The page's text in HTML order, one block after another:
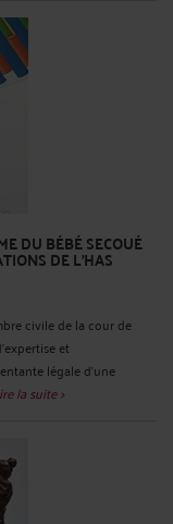
DU BÉBÉ SECOUÉ
DE L'HAS
civile de la cour de
et
légale d’une
la suite >